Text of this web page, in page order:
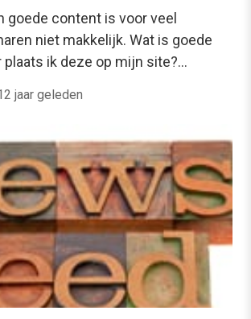
goede content is voor veel
niet makkelijk. Wat is goede
plaats ik deze op mijn site?…
jaar geleden